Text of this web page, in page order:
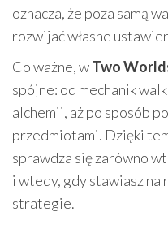
oznacza, że poza samą
rozwijać własne
Co ważne, wTwo
spójne: od mechanik
alchemii, aż po sposób
przedmiotami. Dzięki
sprawdza się zarówno
i wtedy, gdy stawiasz na
strategie.